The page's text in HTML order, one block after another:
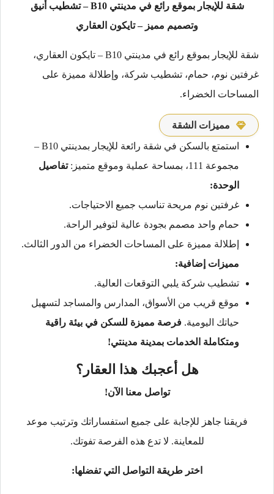
شقة للإيجار بموقع رائع في مدينتي B10 – تشطيب أنيق
وتصميم مميز – تايكون العقاري
شقة للإيجار بموقع رائع في مدينتي B10 – تايكون العقاري،
غرفتين نوم، حمام، تشطيب شركة، وإطلالة مميزة على
المساحات الخضراء.
مميزات الشقة
استمتع بالسكن في شقة رائعة للإيجار بمدينتي B10 –
مجموعة 111، بمساحة عملية وموقع متميز:
تفاصيل
الوحدة:
غرفتين نوم مريحة تناسب جميع الاحتياجات.
حمام واحد مصمم بجودة عالية لتوفير الراحة.
إطلالة مميزة على المساحات الخضراء من الدور الثالث.
مميزات إضافية:
تشطيب شركة يلبي التوقعات العالية.
موقع قريب من الأسواق، المدارس والمساجد لتسهيل
حياتك اليومية. فرصة مميزة للسكن في بيئة راقية
ومتكاملة الخدمات بمدينة مدينتي!
هل أعجبك هذا العقار؟
تواصل معنا الآن!
فريقنا جاهز للإجابة على جميع استفساراتك وترتيب موعد
للمعاينة. لا تدع هذه الفرصة تفوتك.
اختر طريقة التواصل التي تفضلها: